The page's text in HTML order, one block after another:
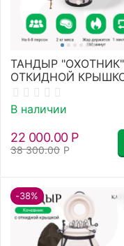
ТАНДЫР
ОТКИДНОЙ
В наличии
38 300.00 Р
22 000.00 Р
-38%